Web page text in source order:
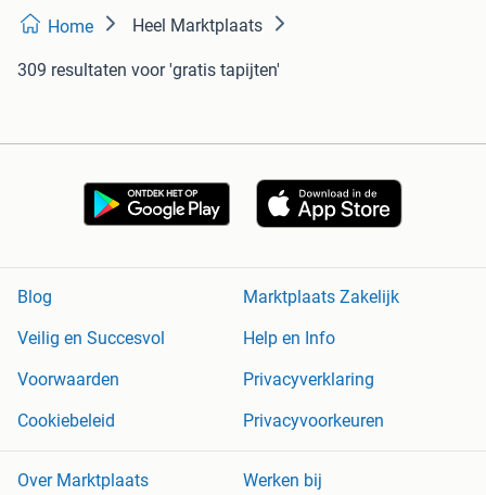
Home Heel Marktplaats
309 resultaten voor 'gratis tapijten'
Blog
Marktplaats Zakelijk
Veilig en Succesvol
Help en Info
Voorwaarden
Privacyverklaring
Cookiebeleid
Privacyvoorkeuren
Over Marktplaats Werken bij